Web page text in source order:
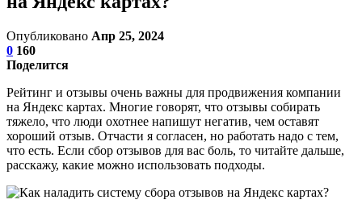
Опубликовано Апр 25, 2024
0 160
Поделится
Рейтинг и отзывы очень важны для продвижения компании
на Яндекс картах. Многие говорят, что отзывы собирать
тяжело, что люди охотнее напишут негатив, чем оставят
хороший отзыв. Отчасти я согласен, но работать надо с тем,
что есть. Если сбор отзывов для вас боль, то читайте дальше,
расскажу, какие можно использовать подходы.